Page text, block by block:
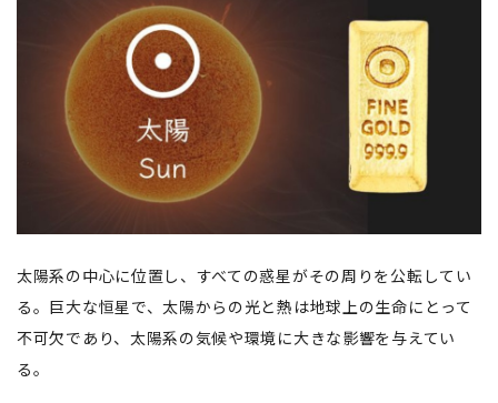
太陽系の中心に位置し、すべての惑星がその周りを公転してい
る。巨大な恒星で、太陽からの光と熱は地球上の生命にとって
不可欠であり、太陽系の気候や環境に大きな影響を与えてい
る。